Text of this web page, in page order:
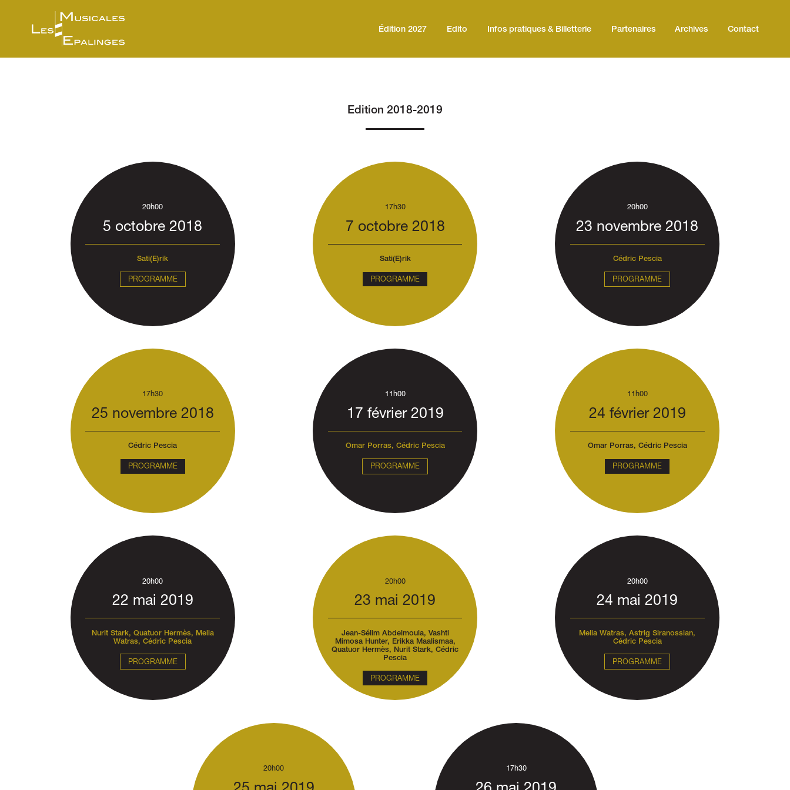
Édition 2027 Edito Infos pratiques & Billetterie Partenaires Archives Contact
Edition 2018-2019
5 octobre 2018
20h00
Sati(E)rik
PROGRAMME
7 octobre 2018
17h30
Sati(E)rik
PROGRAMME
23 novembre 2018
20h00
Cédric Pescia
PROGRAMME
25 novembre 2018
17h30
Cédric Pescia
PROGRAMME
17 février 2019
11h00
Omar Porras, Cédric Pescia
PROGRAMME
24 février 2019
11h00
Omar Porras, Cédric Pescia
PROGRAMME
22 mai 2019
20h00
Nurit Stark, Quatuor Hermès, Melia
Watras, Cédric Pescia
PROGRAMME
23 mai 2019
20h00
Jean-Sélim Abdelmoula, Vashti
Mimosa Hunter, Erikka Maalismaa,
Quatuor Hermès, Nurit Stark, Cédric
Pescia
PROGRAMME
24 mai 2019
20h00
Melia Watras, Astrig Siranossian,
Cédric Pescia
PROGRAMME
25 mai 2019
20h00
26 mai 2019
17h30